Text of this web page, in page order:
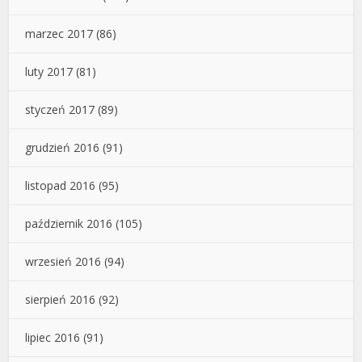
marzec 2017 (86)
luty 2017 (81)
styczeń 2017 (89)
grudzień 2016 (91)
listopad 2016 (95)
październik 2016 (105)
wrzesień 2016 (94)
sierpień 2016 (92)
lipiec 2016 (91)